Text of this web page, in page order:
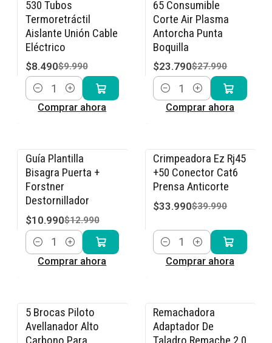
-15% OFF
530 Tubos
Termoretráctil
Aislante Unión Cable
Eléctrico
$8.490$9.990
Cantidad
Comprar ahora
-15% OFF
65 Consumible
Corte Air Plasma
Antorcha Punta
Boquilla
$23.790$27.990
Cantidad
Comprar ahora
-15% OFF
Guía Plantilla
Bisagra Puerta +
Forstner
Destornillador
$10.990$12.990
Cantidad
Comprar ahora
-15% OFF
Crimpeadora Ez Rj45
+50 Conector Cat6
Prensa Anticorte
$33.990$39.990
Cantidad
Comprar ahora
-15% OFF
5 Brocas Piloto
Avellanador Alto
-15% OFF
Remachadora
Adaptador De